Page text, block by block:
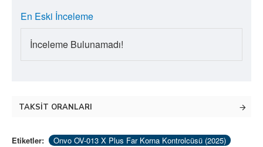
En Eski İnceleme
İnceleme Bulunamadı!
TAKSIT ORANLARI
Etiketler:
Onvo OV-013 X Plus Far Korna Kontrolcüsü (2025)